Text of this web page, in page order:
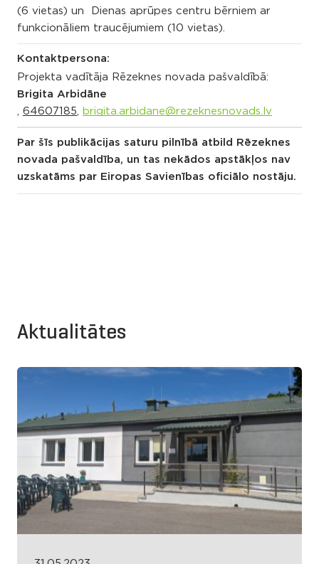
(6 vietas) un Dienas aprūpes centru bērniem ar
funkcionāliem traucējumiem (10 vietas).
Kontaktpersona:
Projekta vadītāja Rēzeknes novada pašvaldībā:
Brigita Arbidāne
64607185 brigita.arbidane@rezeknesnovads.lv
Par šīs publikācijas saturu pilnībā atbild Rēzeknes
novada pašvaldība, un tas nekādos apstākļos nav
uzskatāms par Eiropas Savienības oficiālo nostāju.
Aktualitātes